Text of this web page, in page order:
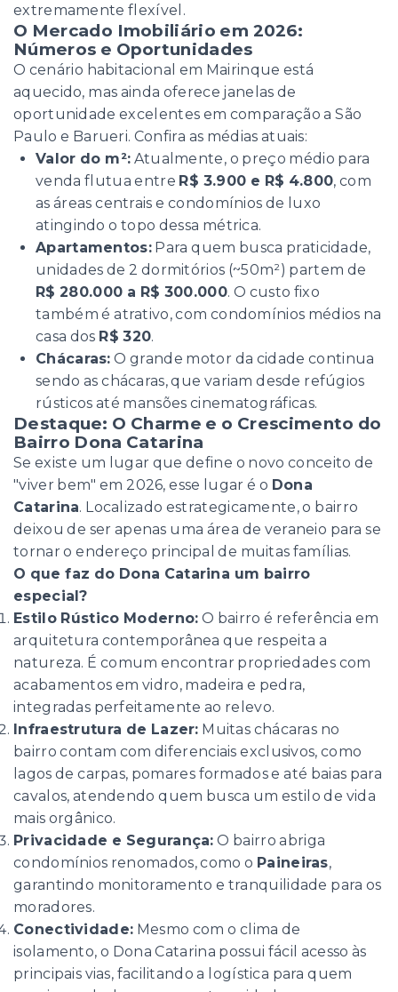
extremamente flexível.
O Mercado Imobiliário em 2026:
Números e Oportunidades
O cenário habitacional em Mairinque está
aquecido, mas ainda oferece janelas de
oportunidade excelentes em comparação a São
Paulo e Barueri. Confira as médias atuais:
Valor do m²: Atualmente, o preço médio para
venda flutua entre R$ 3.900 e R$ 4.800, com
as áreas centrais e condomínios de luxo
atingindo o topo dessa métrica.
Apartamentos:Para quem busca praticidade,
unidades de 2 dormitórios (~50m²) partem de
R$ 280.000 a R$ 300.000. O custo fixo
também é atrativo, com condomínios médios na
casa dos R$ 320.
Chácaras: O grande motor da cidade continua
sendo as chácaras, que variam desde refúgios
rústicos até mansões cinematográficas.
Destaque: O Charme e o Crescimento do
Bairro Dona Catarina
Se existe um lugar que define o novo conceito de
"viver bem" em 2026, esse lugar é o Dona
Catarina. Localizado estrategicamente, o bairro
deixou de ser apenas uma área de veraneio para se
tornar o endereço principal de muitas famílias.
O que faz do Dona Catarina um bairro
especial?
Estilo Rústico Moderno: O bairro é referência em
arquitetura contemporânea que respeita a
natureza. É comum encontrar propriedades com
acabamentos em vidro, madeira e pedra,
integradas perfeitamente ao relevo.
Infraestrutura de Lazer: Muitas chácaras no
bairro contam com diferenciais exclusivos, como
lagos de carpas, pomares formados e até baias para
cavalos, atendendo quem busca um estilo de vida
mais orgânico.
Privacidade e Segurança: O bairro abriga
condomínios renomados, como o Paineiras,
garantindo monitoramento e tranquilidade para os
moradores.
Conectividade: Mesmo com o clima de
isolamento, o Dona Catarina possui fácil acesso às
principais vias, facilitando a logística para quem